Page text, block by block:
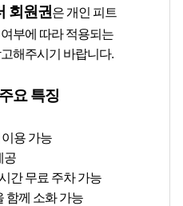
회원권 은 개인 피트
부에 따라 적용되는
해주시기 바랍니다.
요 특징
용 가능
공
간 무료 주차 가능
함께 소화 가능